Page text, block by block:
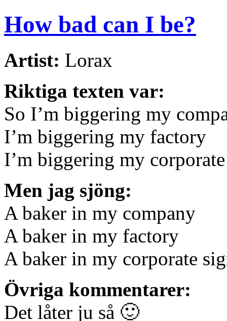
How bad can I be?
Artist: Lorax
Riktiga texten var:
So I’m biggering my
I’m biggering my factory
I’m biggering my
Men jag sjöng:
A baker in my company
A baker in my factory
A baker in my corporate
Övriga kommentarer:
Det låter ju så 🙂